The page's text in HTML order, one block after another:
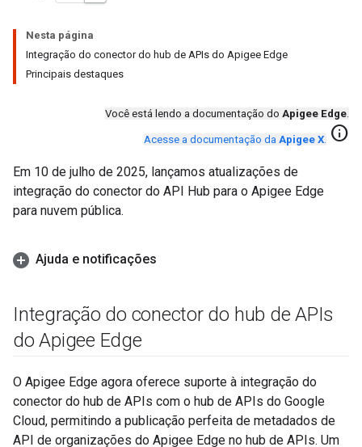
Nesta página
Integração do conector do hub de APIs do Apigee Edge
Principais destaques
Você está lendo a documentação do Apigee Edge.
Acesse a documentação da Apigee X. info
Em 10 de julho de 2025, lançamos atualizações de
integração do conector do API Hub para o Apigee Edge
para nuvem pública.
Ajuda e notificações
Integração do conector do hub de APIs
do Apigee Edge
O Apigee Edge agora oferece suporte à integração do
conector do hub de APIs com o hub de APIs do Google
Cloud, permitindo a publicação perfeita de metadados de
API de organizações do Apigee Edge no hub de APIs. Um